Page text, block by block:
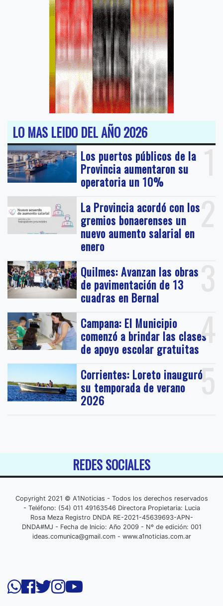
LO MAS LEIDO DEL AÑO 2026
1
Los puertos públicos de la
Provincia aumentaron su
operatoria un 10%
2
La Provincia acordó con los
gremios bonaerenses un
nuevo aumento salarial en
enero
3
Quilmes: Avanzan las obras
de pavimentación de 13
cuadras en Bernal
4
Campana: El Municipio
comenzó a brindar las clases
de apoyo escolar gratuitas
5
Corrientes: Loreto inauguró
su temporada de verano
2026
REDES SOCIALES
Copyright 2021 © A1Noticias - Todos los derechos reservados
- Teléfono: (54) 011 49163546 Directora Propietaria: Lucia
Rosa Meza Registro DNDA RE-2021-45639693-APN-
DNDA#MJ - Fecha de Inicio: Año 2009 - Nº de edición: 001
ideas.comunica@gmail.com- www.a1noticias.com.ar